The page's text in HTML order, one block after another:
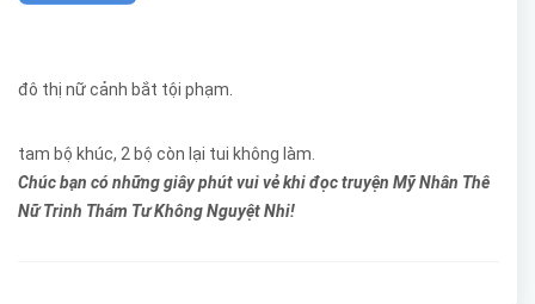
đô thị nữ cảnh bắt tội phạm.
tam bộ khúc, 2 bộ còn lại tui không làm.
Chúc bạn có những giây phút vui vẻ khi đọc truyện Mỹ Nhân Thê
Nữ Trinh Thám Tư Không Nguyệt Nhi!